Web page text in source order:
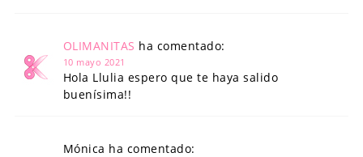
OLIMANITAS ha comentado:
10 mayo 2021
Hola Llulia espero que te haya salido
buenísima!!
Mónica ha comentado: